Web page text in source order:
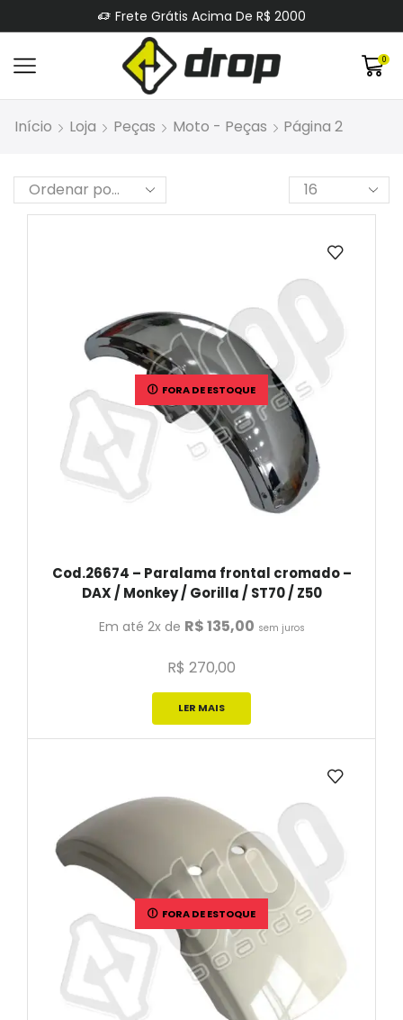
Frete Grátis Acima De R$ 2000
0
Início Loja Peças Moto - Peças Página 2
FORA DE ESTOQUE
Cod.26674 – Paralama frontal cromado –
DAX / Monkey / Gorilla / ST70 / Z50
Em até 2x de R$135,00 sem juros
R$ 270,00
LER MAIS
FORA DE ESTOQUE